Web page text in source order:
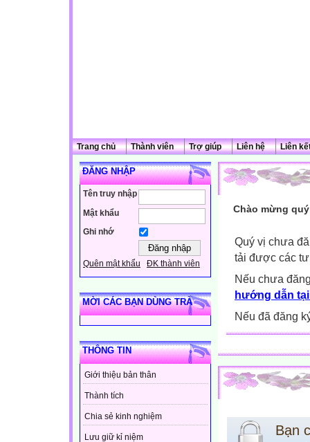
Trang chủ Thành viên Trợ giúp Liên hệ Liên
ĐĂNG NHẬP
Tên truy nhập
Mật khẩu
Ghi nhớ
Quên mật khẩu ĐK thành viên
MỜI CÁC BẠN DÙNG TRÀ
THÔNG TIN
Giới thiệu bản thân
Thành tích
Chia sẻ kinh nghiệm
Lưu giữ kỉ niệm
Chào mừng
Quý vị chưa
tải được các
Nếu chưa
hướng dẫn
Nếu đã đăng
Bạn